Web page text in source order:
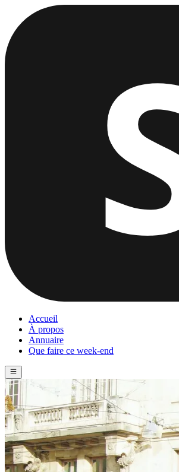
Accueil
À propos
Annuaire
Que faire ce week-end